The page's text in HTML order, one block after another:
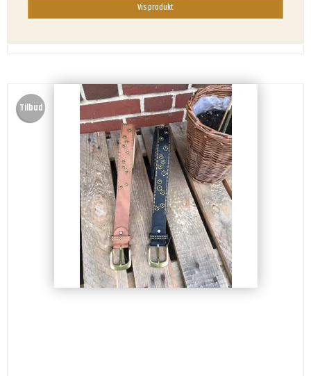
Vis produkt
Tilbud